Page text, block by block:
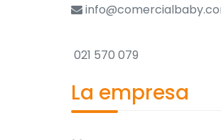
021 570 079
La empresa